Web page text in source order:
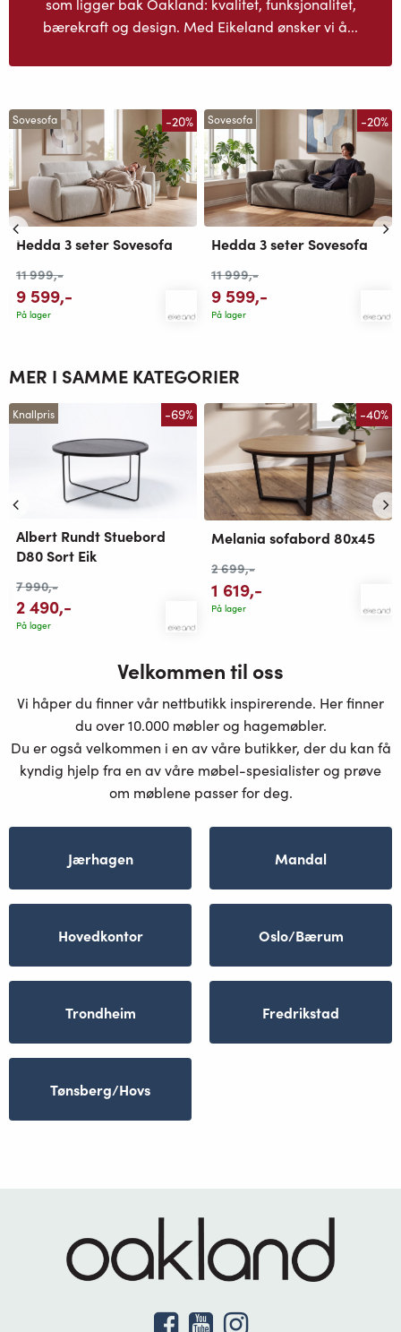
som ligger bak Oakland: kvalitet, funksjonalitet,
bærekraft og design. Med Eikeland ønsker vi å...
Sovesofa -20%
Hedda 3 seter Sovesofa
11 999,-
9 599,-
På lager
Sovesofa -20%
Hedda 3 seter Sovesofa
11 999,-
9 599,-
På lager
MER I SAMME KATEGORIER
Knallpris -69%
Albert Rundt Stuebord
D80 Sort Eik
7 990,-
2 490,-
På lager
-40%
Melania sofabord 80x45
2 699,-
1 619,-
På lager
Velkommen til oss
Vi håper du finner vår nettbutikk inspirerende. Her finner
du over 10.000 møbler og hagemøbler.
Du er også velkommen i en av våre butikker, der du kan få
kyndig hjelp fra en av våre møbel-spesialister og prøve
om møblene passer for deg.
Jærhagen Mandal
Hovedkontor Oslo/Bærum
Trondheim Fredrikstad
Tønsberg/Hovs